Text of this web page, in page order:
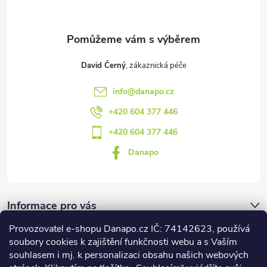
Provozovatel e-shopu Danapo.cz IČ: 74142623, používá
soubory cookies k zajištění funkčnosti webu a s Vaším
souhlasem i mj. k personalizaci obsahu našich webových
David Černý
info@danapo.cz
+420 604 377 446
+420 604 377 446
Danapo
Informace pro vás
Dotazník